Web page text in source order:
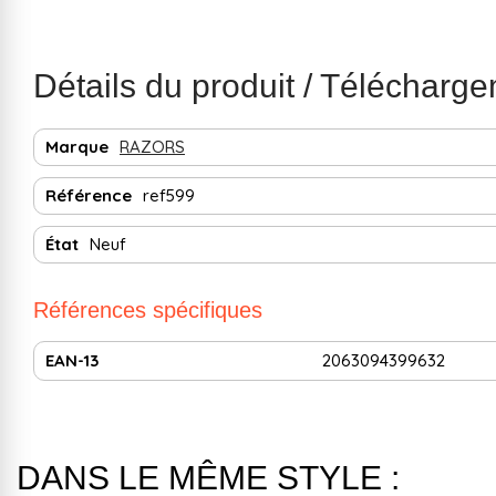
Détails du produit /
Marque RAZORS
Référence ref599
État Neuf
Références spécifiques
EAN-13 2063094399632
DANS LE MÊME STYLE :